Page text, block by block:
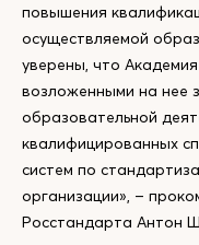
повышения
осуществляемой
уверены, что
возложенными на нее
образовательной
квалифицированных
систем по
организации», –
Росстандарта Антон